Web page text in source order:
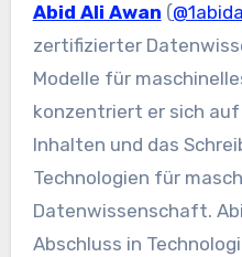
Abid Ali Awan (
zertifizierter
Modelle für
konzentriert er sich
Inhalten und das
Technologien für
Datenwissenschaft.
Abschluss in